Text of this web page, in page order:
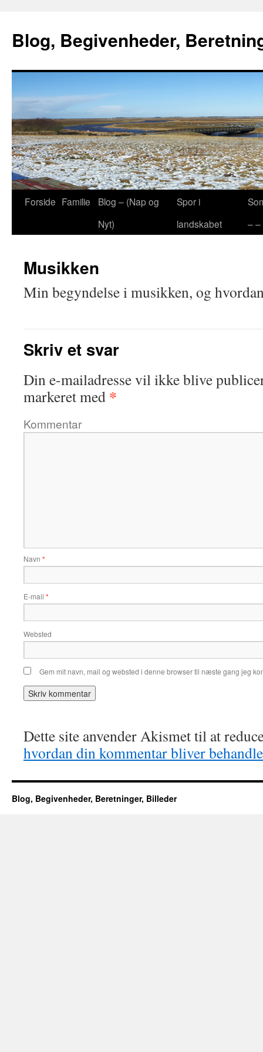
Blog, Begivenheder,
Hop
Forside Familie
Blog – (Nap og
Nyt)
Spor i
landskabet
– –
Musikken
Min begyndelse i musikken, og
Skriv et svar
Din e-mailadresse vil ikke blive
markeret med *
Kommentar
Navn *
E-mail *
Websted
Gem mit navn, mail og websted i denne browser til næste gang jeg
Dette site anvender Akismet til at
hvordan din kommentar bliver
Blog, Begivenheder, Beretninger, Billeder